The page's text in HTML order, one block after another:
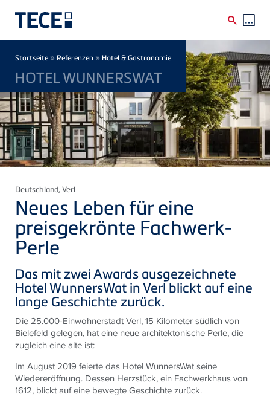
Breadcrumb
Startseite » Referenzen » Hotel & Gastronomie
HOTEL WUNNERSWAT
Deutschland, Verl
Neues Leben für eine
preisgekrönte Fachwerk-
Perle
Das mit zwei Awards ausgezeichnete
Hotel WunnersWat in Verl blickt auf eine
lange Geschichte zurück.
Die 25.000-Einwohnerstadt Verl, 15 Kilometer südlich von
Bielefeld gelegen, hat eine neue architektonische Perle, die
zugleich eine alte ist:
Im August 2019 feierte das Hotel WunnersWat seine
Wiedereröffnung. Dessen Herzstück, ein Fachwerkhaus von
1612, blickt auf eine bewegte Geschichte zurück.